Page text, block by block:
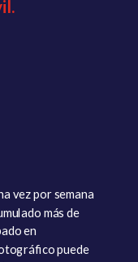
vez por semana
más de
en
puede